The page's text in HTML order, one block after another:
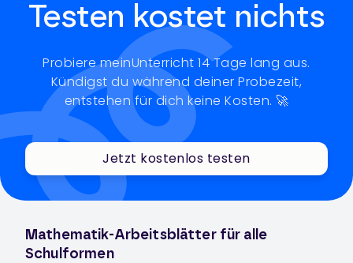
Testen kostet nichts
Probiere meinUnterricht 14 Tage lang aus.
Kündigst du während deiner Probezeit,
entstehen für dich keine Kosten. 🚀
Jetzt kostenlos testen
Mathematik-Arbeitsblätter für alle
Schulformen